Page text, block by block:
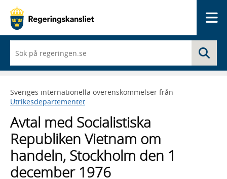
du
börjar
skriva
framträder
en
med
sökförslag
Sveriges internationella överenskommelser från
Utrikesdepartementet
Avtal med Socialistiska
Republiken Vietnam om
handeln, Stockholm den 1
december 1976